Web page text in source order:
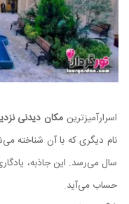
اسرارآمیزترین مکان دیدنی
سال می‌رسد. این جاذبه،
حساب می‌آید.